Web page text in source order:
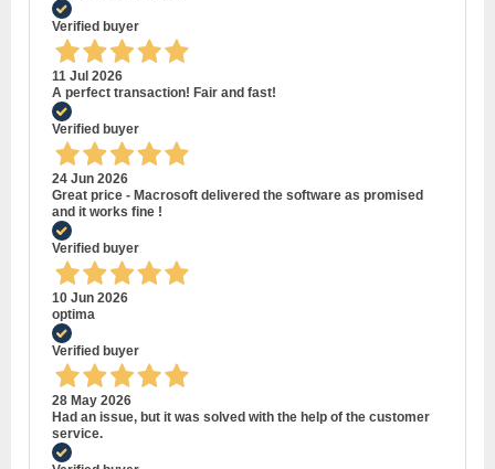
Verified buyer
11 Jul 2026
A perfect transaction! Fair and fast!
Verified buyer
24 Jun 2026
Great price - Macrosoft delivered the software as promised
and it works fine !
Verified buyer
10 Jun 2026
optima
Verified buyer
28 May 2026
Had an issue, but it was solved with the help of the customer
service.